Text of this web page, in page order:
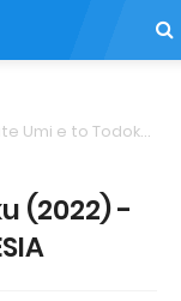
to Todoku (2022) - SUBTITLE INDONESIA
(2022) -